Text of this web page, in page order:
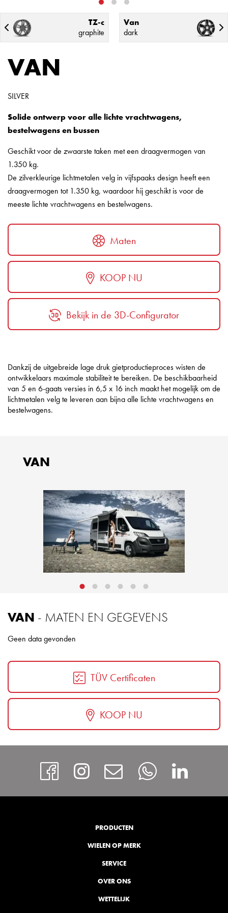
TZ-c
graphite
Van
dark
VAN
SILVER
Solide ontwerp voor alle lichte vrachtwagens,
bestelwagens en bussen
Geschikt voor de zwaarste taken met een draagvermogen van
1.350 kg.
De zilverkleurige lichtmetalen velg in vijfspaaks design heeft een
draagvermogen tot 1.350 kg, waardoor hij geschikt is voor de
meeste lichte vrachtwagens en bestelwagens.
Maten
KOOP NU
Bekijk in de 3D-Configurator
Dankzij de uitgebreide lage druk gietproductieproces wisten de
ontwikkelaars maximale stabiliteit te bereiken. De beschikbaarheid
van 5 en 6-gaats versies in 6,5 x 16 inch maakt het mogelijk om de
lichtmetalen velg te leveren aan bijna alle lichte vrachtwagens en
bestelwagens.
VAN
VAN - MATEN EN GEGEVENS
Geen data gevonden
TÜV Certificaten
KOOP NU
https://
Instagram
Contact
PRODUCTEN
WIELEN OP MERK
SERVICE
OVER ONS
WETTELIJK